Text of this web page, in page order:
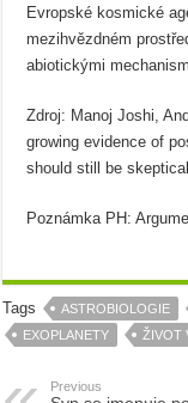
Evropské kosmické
mezihvězdném
abiotickými
Zdroj: Manoj Joshi,
growing evidence of
should still be
Poznámka PH:
Tags ASTROBIOLOGIE
EXOPLANETY
ŽIVOT
Previous